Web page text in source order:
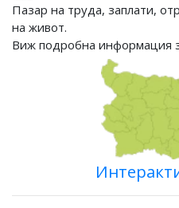
Пазар на труда, заплати,
на живот.
Виж подробна информация